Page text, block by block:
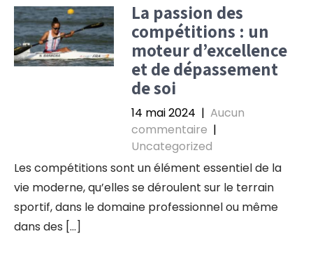
La passion des
compétitions : un
moteur d’excellence
et de dépassement
de soi
14 mai 2024 | Aucun
commentaire |
Uncategorized
Les compétitions sont un élément essentiel de la
vie moderne, qu’elles se déroulent sur le terrain
sportif, dans le domaine professionnel ou même
dans des […]